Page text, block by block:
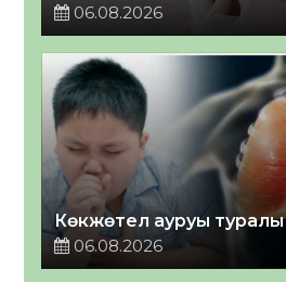
06.08.2026
Көкжөтел ауруы туралы
06.08.2026